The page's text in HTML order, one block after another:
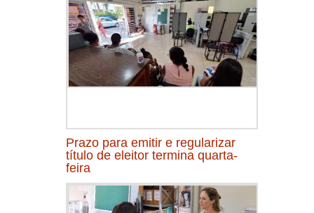
Prazo para emitir e regularizar
título de eleitor termina quarta-
feira